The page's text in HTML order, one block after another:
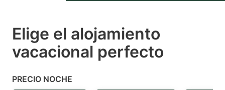
select
a
Press
select
a
Elige el alojamiento
vacacional perfecto
PRECIO NOCHE